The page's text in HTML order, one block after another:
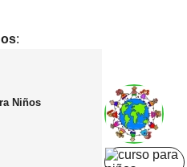
:
Niños